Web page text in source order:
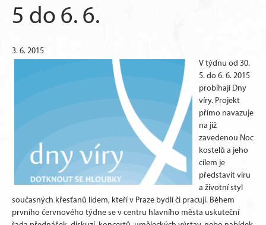
5 do 6. 6.
3. 6. 2015
V týdnu od 30.
5. do 6. 6. 2015
probíhají Dny
víry. Projekt
přímo navazuje
na již
zavedenou Noc
kostelů a jeho
cílem je
představit víru
a životní styl
současných křesťanů lidem, kteří v Praze bydlí či pracují. Během
prvního červnového týdne se v centru hlavního města uskuteční